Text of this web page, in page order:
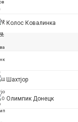
Колос Ковалинка
Шахтјор
Олимпик Донецк